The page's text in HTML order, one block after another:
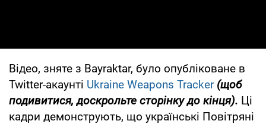
Відео, зняте з Bayraktar, було опубліковане в
Twitter-акаунті Ukraine Weapons Tracker (щоб
подивитися, доскрольте сторінку до кінця). Ці
кадри демонструють, що українські Повітряні